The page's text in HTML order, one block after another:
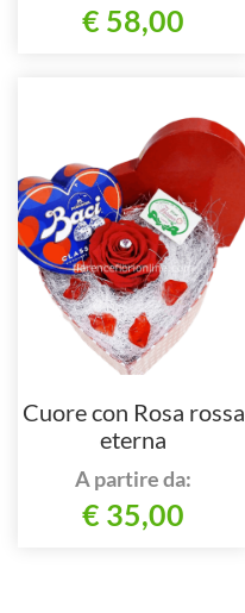
€ 58,00
Cuore con Rosa rossa
eterna
A partire da:
€ 35,00